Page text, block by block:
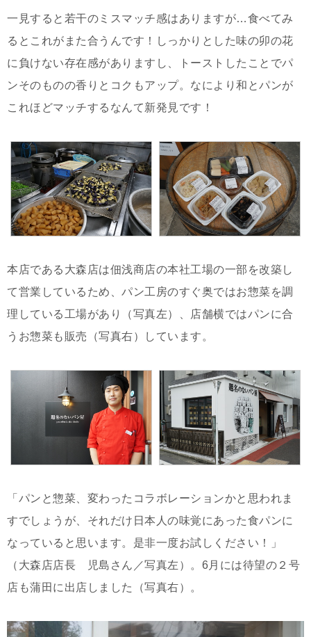
一見すると若干のミスマッチ感はありますが…食べてみ
るとこれがまた合うんです！しっかりとした味の卯の花
に負けない存在感がありますし、トーストしたことでパ
ンそのものの香りとコクもアップ。なにより和とパンが
これほどマッチするなんて新発見です！
本店である大森店は佃浅商店の本社工場の一部を改築し
て営業しているため、パン工房のすぐ奥ではお惣菜を調
理している工場があり（写真左）、店舗横ではパンに合
うお惣菜も販売（写真右）しています。
「パンと惣菜、変わったコラボレーションかと思われま
すでしょうが、それだけ日本人の味覚にあった食パンに
なっていると思います。是非一度お試しください！」
（大森店店長 児島さん／写真左）。6月には待望の２号
店も蒲田に出店しました（写真右）。